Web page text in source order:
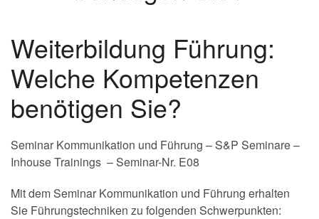
Weiterbildung Führung:
Welche Kompetenzen
benötigen Sie?
Seminar Kommunikation und Führung – S&P Seminare –
Inhouse Trainings – Seminar-Nr. E08
Mit dem Seminar Kommunikation und Führung erhalten
Sie Führungstechniken zu folgenden Schwerpunkten: